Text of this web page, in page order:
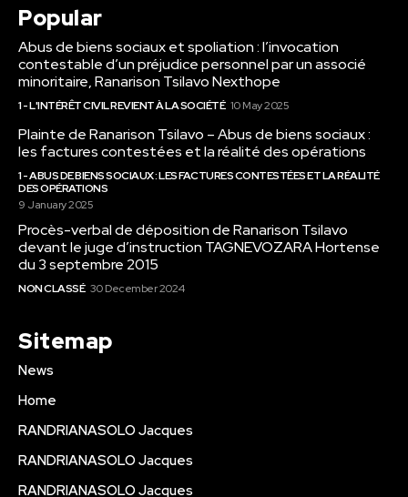
Popular
Abus de biens sociaux et spoliation : l’invocation
contestable d’un préjudice personnel par un associé
minoritaire, Ranarison Tsilavo Nexthope
1 - L'INTÉRÊT CIVIL REVIENT À LA SOCIÉTÉ 10 May 2025
Plainte de Ranarison Tsilavo – Abus de biens sociaux :
les factures contestées et la réalité des opérations
1 - ABUS DE BIENS SOCIAUX : LES FACTURES CONTESTÉES ET LA RÉALITÉ
DES OPÉRATIONS
9 January 2025
Procès-verbal de déposition de Ranarison Tsilavo
devant le juge d’instruction TAGNEVOZARA Hortense
du 3 septembre 2015
NON CLASSÉ 30 December 2024
Sitemap
News
Home
RANDRIANASOLO Jacques
RANDRIANASOLO Jacques
RANDRIANASOLO Jacques